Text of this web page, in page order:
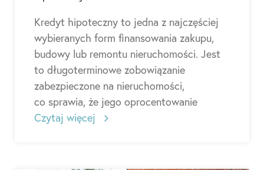
Kredyt hipoteczny to jedna z najczęściej
wybieranych form finansowania zakupu,
budowy lub remontu nieruchomości. Jest
to długoterminowe zobowiązanie
zabezpieczone na nieruchomości,
co sprawia, że jego oprocentowanie
Czytaj więcej